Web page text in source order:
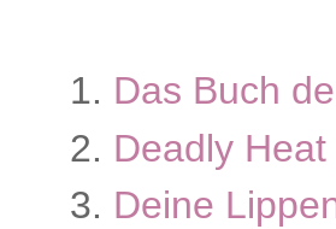
Das Buch
Deadly
Deine